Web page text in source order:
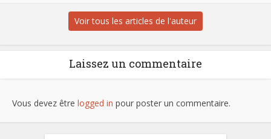
Voir tous les articles de l'auteur
Laissez un commentaire
Vous devez être logged in pour poster un commentaire.